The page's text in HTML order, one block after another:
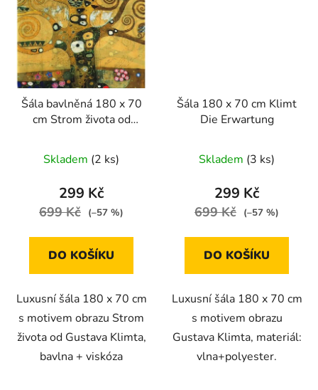
Šála bavlněná 180 x 70
cm Strom života od
Skladem (2 ks)
299 Kč
699 Kč (–57 %)
DO KOŠÍKU
Luxusní šála 180 x 70 cm
s motivem obrazu Strom
života od Gustava Klimta,
bavlna + viskóza
Šála 180 x 70 cm Klimt
Die Erwartung
Skladem (3 ks)
299 Kč
699 Kč (–57 %)
DO KOŠÍKU
Luxusní šála 180 x 70 cm
s motivem obrazu
Gustava Klimta, materiál:
vlna+polyester.